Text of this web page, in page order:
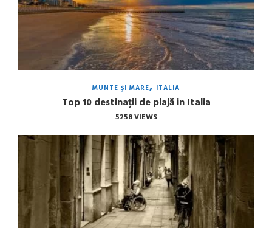
MUNTE ȘI MARE ITALIA
Top 10 destinații de plajă in Italia
5258 VIEWS